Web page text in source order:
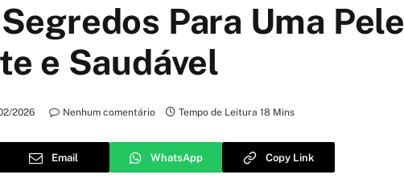
Para Uma Pele
e Saudável
2026 Nenhum comentário Tempo de Leitura 18 Mins
Email WhatsApp Copy Link